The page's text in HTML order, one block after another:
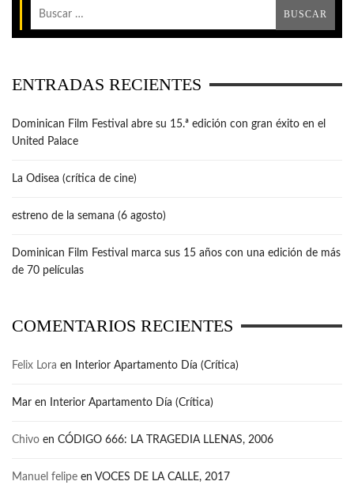
ENTRADAS RECIENTES
Dominican Film Festival abre su 15.ª edición con gran éxito en el
United Palace
La Odisea (crítica de cine)
estreno de la semana (6 agosto)
Dominican Film Festival marca sus 15 años con una edición de más
de 70 películas
COMENTARIOS RECIENTES
Felix Lora en Interior Apartamento Día (Crítica)
Mar en Interior Apartamento Día (Crítica)
Chivo en CÓDIGO 666: LA TRAGEDIA LLENAS, 2006
Manuel felipe en VOCES DE LA CALLE, 2017